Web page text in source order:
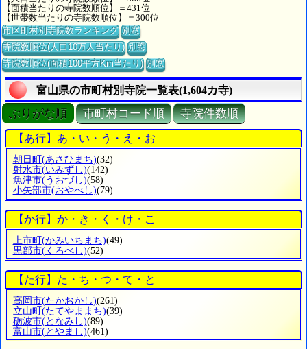
【面積当たりの寺院数順位】＝431位
【世帯数当たりの寺院数順位】＝300位
市区町村別寺院数ランキング 別窓
寺院数順位(人口10万人当たり) 別窓
寺院数順位(面積100平方Km当たり) 別窓
富山県の市町村別寺院一覧表(1,604カ寺)
ぶりがな順 市町村コード順 寺院件数順
【あ行】あ・い・う・え・お
朝日町 (あさひまち)(32)
射水市(いみずし)(142)
魚津市(うおづし)(58)
小矢部市(おやべし)(79)
【か行】か・き・く・け・こ
上市町 (かみいちまち)(49)
黒部市(くろべし)(52)
【た行】た・ち・つ・て・と
高岡市(たかおかし)(261)
立山町 (たてやままち)(39)
砺波市(となみし)(89)
富山市(とやまし)(461)